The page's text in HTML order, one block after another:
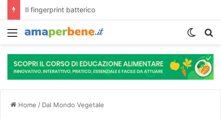
Menu
Home / Dal Mondo Vegetale